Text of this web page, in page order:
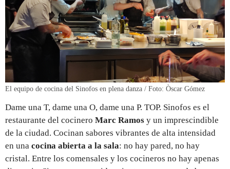
El equipo de cocina del Sinofos en plena danza / Foto: Òscar Gómez
Dame una T, dame una O, dame una P. TOP. Sinofos es el
restaurante del cocinero Marc Ramos y un imprescindible
de la ciudad. Cocinan sabores vibrantes de alta intensidad
en una cocina abierta a la sala: no hay pared, no hay
cristal. Entre los comensales y los cocineros no hay apenas